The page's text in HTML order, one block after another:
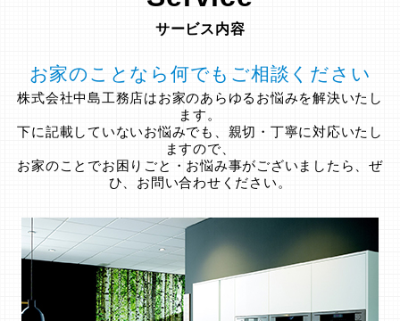
サービス内容
お家のことなら何でもご相談ください
株式会社中島工務店はお家のあらゆるお悩みを解決いたし
ます。
下に記載していないお悩みでも、親切・丁寧に対応いたし
ますので、
お家のことでお困りごと・お悩み事がございましたら、ぜ
ひ、お問い合わせください。